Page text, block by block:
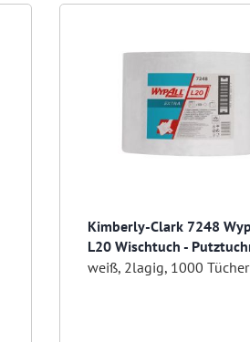
Kimberly-Clark 7248
L20 Wischtuch -
weiß, 2lagig, 1000 Tücher